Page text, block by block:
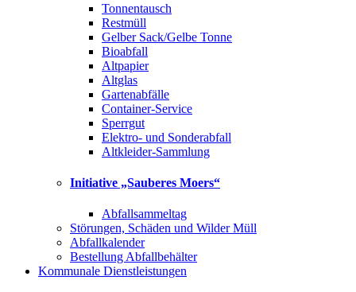
Tonnentausch
Restmüll
Gelber Sack/Gelbe Tonne
Bioabfall
Altpapier
Altglas
Gartenabfälle
Container-Service
Sperrgut
Elektro- und Sonderabfall
Altkleider-Sammlung
Initiative „Sauberes Moers“
Abfallsammeltag
Störungen, Schäden und Wilder Müll
Abfallkalender
Bestellung Abfallbehälter
Kommunale Dienstleistungen